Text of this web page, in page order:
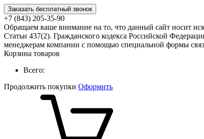
Заказать бесплатный звонок
+7 (843) 205-35-90
Обращаем ваше внимание на то, что данный сайт носит
Статьи 437(2). Гражданского кодекса Российской
менеджерам компании с помощью специальной формы
Корзина товаров
Всего:
Продолжить покупки Оформить